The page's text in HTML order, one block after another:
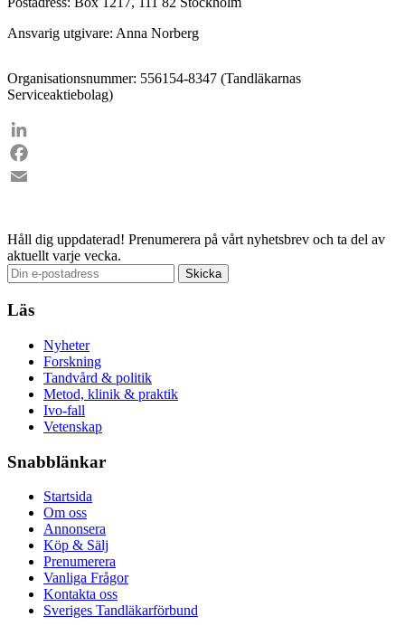
Ansvarig utgivare: Anna Norberg
Organisationsnummer: 556154-8347 (Tandläkarnas
Serviceaktiebolag)
LinkedIn
Facebook
Håll dig uppdaterad! Prenumerera på vårt nyhetsbrev och ta del av
aktuellt varje vecka.
Läs
Nyheter
Forskning
Tandvård & politik
Metod, klinik & praktik
Ivo-fall
Vetenskap
Snabblänkar
Startsida
Om oss
Annonsera
Köp & Sälj
Prenumerera
Vanliga Frågor
Kontakta oss
Sveriges Tandläkarförbund